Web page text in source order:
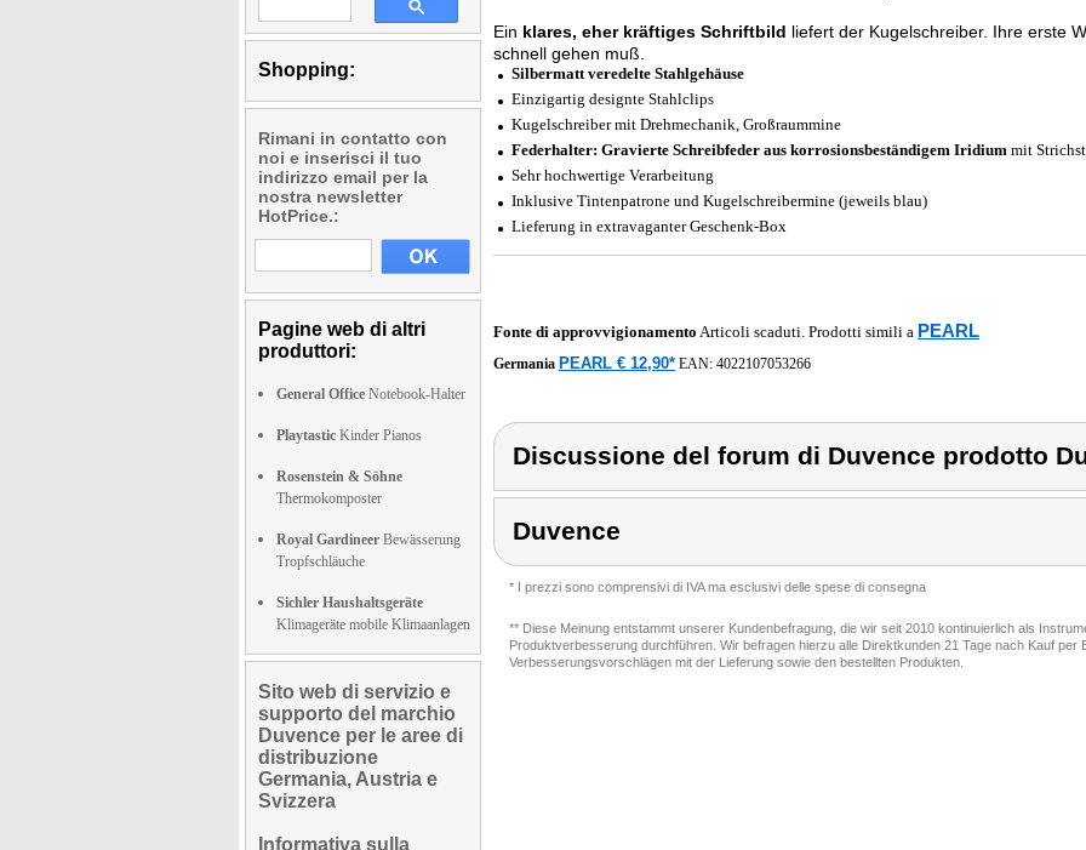
Shopping:
Rimani in contatto con
noi e inserisci il tuo
indirizzo email per la
nostra newsletter
HotPrice.:
Pagine web di altri
produttori:
General Office Notebook-Halter
Playtastic Kinder Pianos
Rosenstein & Söhne
Thermokomposter
Royal Gardineer Bewässerung
Tropfschläuche
Sichler Haushaltsgeräte
Klimageräte mobile Klimaanlagen
Sito web di servizio e
supporto del marchio
Duvence per le aree di
distribuzione
Germania, Austria e
Svizzera
Informativa sulla
Ein klares, eher kräftiges Schriftbild liefert der Kugelschreiber. Ihre erste
schnell gehen muß.
Silbermatt veredelte Stahlgehäuse
Einzigartig designte Stahlclips
Kugelschreiber mit Drehmechanik, Großraummine
Federhalter: Gravierte Schreibfeder aus korrosionsbeständigem Iridium mit
Sehr hochwertige Verarbeitung
Inklusive Tintenpatrone und Kugelschreibermine (jeweils blau)
Lieferung in extravaganter Geschenk-Box
Fonte di approvvigionamento Articoli scaduti. Prodotti simili a PEARL
Germania PEARL € 12,90* EAN: 4022107053266
Discussione del forum di Duvence prodotto
Duvence
* I prezzi sono comprensivi di IVA ma esclusivi delle spese di consegna
** Diese Meinung entstammt unserer Kundenbefragung, die wir seit 2010 kontinuierlich als
Produktverbesserung durchführen. Wir befragen hierzu alle Direktkunden 21 Tage nach Kauf per
Verbesserungsvorschlägen mit der Lieferung sowie den bestellten Produkten.